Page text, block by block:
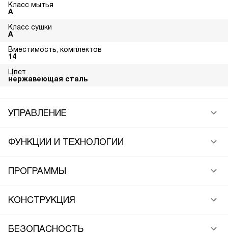
Класс мытья
A
Класс сушки
A
Вместимость, комплектов
14
Цвет
нержавеющая сталь
УПРАВЛЕНИЕ
ФУНКЦИИ И ТЕХНОЛОГИИ
ПРОГРАММЫ
КОНСТРУКЦИЯ
БЕЗОПАСНОСТЬ